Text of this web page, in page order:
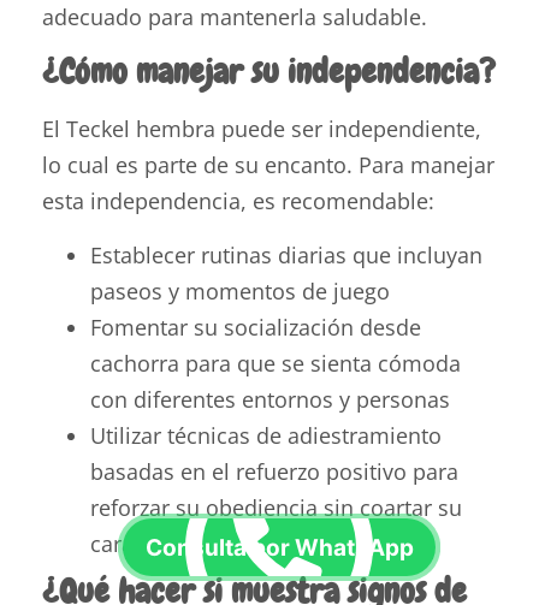
adecuado para mantenerla saludable.
¿Cómo manejar su independencia?
El Teckel hembra puede ser independiente,
lo cual es parte de su encanto. Para manejar
esta independencia, es recomendable:
Establecer rutinas diarias que incluyan
paseos y momentos de juego
Fomentar su socialización desde
cachorra para que se sienta cómoda
con diferentes entornos y personas
Utilizar técnicas de adiestramiento
basadas en el refuerzo positivo para
reforzar su obediencia sin coartar su
carácter
¿Qué hacer si muestra signos de